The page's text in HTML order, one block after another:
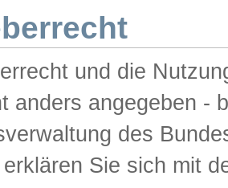
und die
anders angegeben -
des
Sie sich mit